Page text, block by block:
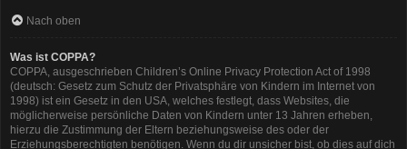
Nach oben
Was ist COPPA?
COPPA, ausgeschrieben Children’s Online Privacy Protection Act of 1998
(deutsch: Gesetz zum Schutz der Privatsphäre von Kindern im Internet von
1998) ist ein Gesetz in den USA, welches festlegt, dass Websites, die
möglicherweise persönliche Daten von Kindern unter 13 Jahren erheben,
hierzu die Zustimmung der Eltern beziehungsweise des oder der
Erziehungsberechtigten benötigen. Wenn du dir unsicher bist, ob dies auf dich